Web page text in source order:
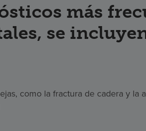
más
se
como la fractura de cadera y la